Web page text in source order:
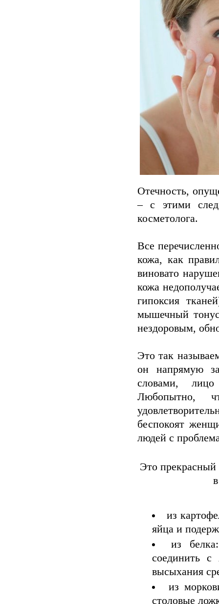
Отечность,
– с этими
косметолога.
Все
кожа, как
виновато
кожа
гипоксия
мышечный
нездоровым,
Это так
он напрямую
словами,
Любопытно,
беспокоят
людей с
Это прекрасный
из
яйца и
из
соединить с
высыхания
из
столовые